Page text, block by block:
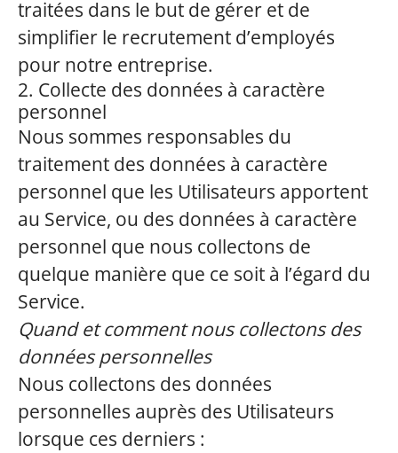
traitées dans le but de gérer et de
simplifier le recrutement d’employés
pour notre entreprise.
2. Collecte des données à caractère
personnel
Nous sommes responsables du
traitement des données à caractère
personnel que les Utilisateurs apportent
au Service, ou des données à caractère
personnel que nous collectons de
quelque manière que ce soit à l’égard du
Service.
Quand et comment nous collectons des
données personnelles
Nous collectons des données
personnelles auprès des Utilisateurs
lorsque ces derniers :